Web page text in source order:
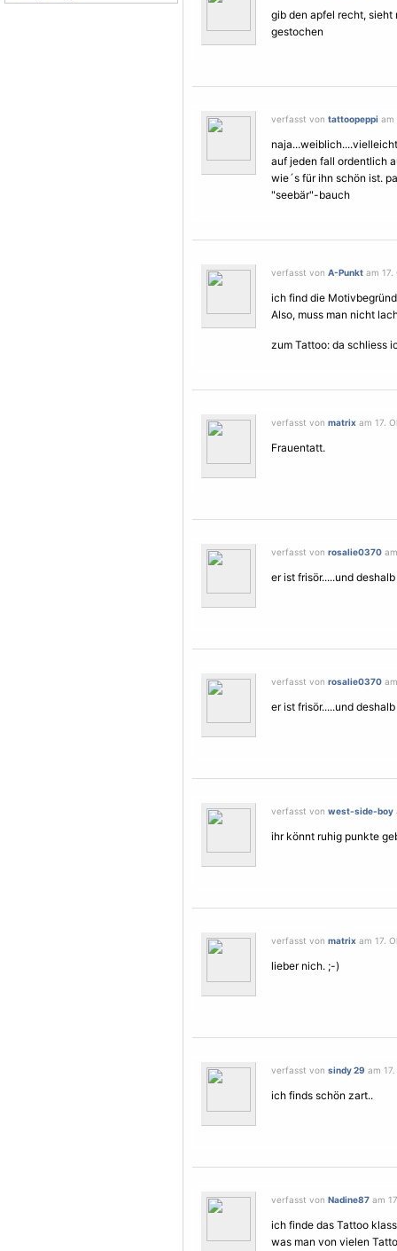
gib den apfel recht,
gestochen
verfasst von tattoopeppi am
auf jeden fall ordentlich
wie´s für ihn schön ist.
"seebär"-bauch
verfasst von A-Punkt am 17.
ich find die
Also, muss man nicht
zum Tattoo: da schliess
verfasst von matrix am 17.
Frauentatt.
verfasst von rosalie0370
er ist frisör.....und
verfasst von rosalie0370
er ist frisör.....und
verfasst von west-side-boy
ihr könnt ruhig punkte
verfasst von matrix am 17.
lieber nich. ;-)
verfasst von sindy 29 am
ich finds schön zart..
verfasst von Nadine87 am
ich finde das Tattoo
was man von vielen